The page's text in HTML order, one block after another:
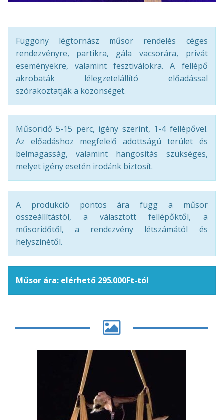
Függöny légtornász műsor rendelés céges
rendezvényre, partikra, gála vacsorára, privát
eseményekre, valamint fesztiválokra. A fellépő
akrobaták lélegzetelállító előadással
szórakoztatják a közönséget.
Műsoridő 5-15 perc, igény szerint, 1-4 fellépővel.
Az előadáshoz megfelelő adottságú terület és
belmagasság, valamint hangosítás szükséges,
melyet igény esetén irodánk biztosít.
A produkció pontos ára függ a műsor
összeállítástól, a választott fellépőktől, a
műsoridőtől, a rendezvény létszámától és
helyszínétől.
Műsor ára: elérhető 295.000Ft-tól